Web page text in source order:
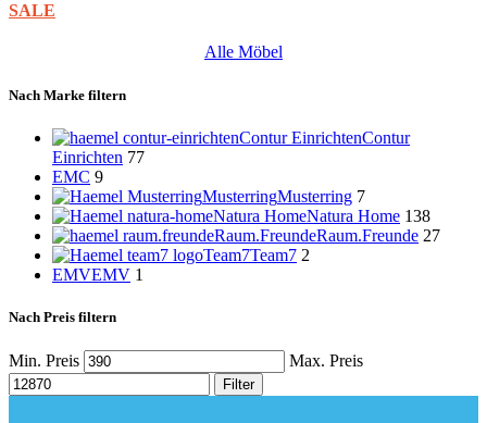
SALE
Alle Möbel
Nach Marke filtern
Contur EinrichtenContur
Einrichten 77
EMC 9
MusterringMusterring 7
Natura HomeNatura Home 138
Raum.FreundeRaum.Freunde 27
Team7Team7 2
EMVEMV 1
Nach Preis filtern
Min. Preis Max. Preis
Filter